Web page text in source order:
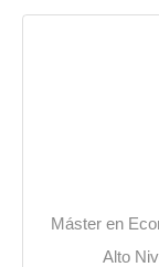
Máster en
Alto